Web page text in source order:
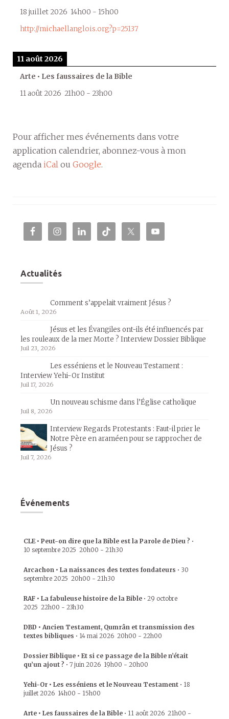
18 juillet 2026 14h00 - 15h00
http://michaellanglois.org?p=25137
11 août 2026
Arte • Les faussaires de la Bible
11 août 2026 21h00 - 23h00
Pour afficher mes événements dans votre
application calendrier, abonnez-vous à mon
agenda iCal ou Google.
Actualités
Comment s’appelait vraiment Jésus ?
Août 1, 2026
Jésus et les Évangiles ont-ils été influencés par
les rouleaux de la mer Morte ? Interview Dossier Biblique
Juil 23, 2026
Les esséniens et le Nouveau Testament :
Interview Yehi-Or Institut
Juil 17, 2026
Un nouveau schisme dans l’Église catholique
Juil 8, 2026
Interview Regards Protestants : Faut-il prier le
Notre Père en araméen pour se rapprocher de
Jésus ?
Juil 7, 2026
Événements
CLE • Peut-on dire que la Bible est la Parole de Dieu ? •
10 septembre 2025 20h00 - 21h30
Arcachon • La naissances des textes fondateurs • 30
septembre 2025 20h00 - 21h30
RAF • La fabuleuse histoire de la Bible • 29 octobre
2025 22h00 - 23h30
DBD • Ancien Testament, Qumrân et transmission des
textes bibliques • 14 mai 2026 20h00 - 22h00
Dossier Biblique • Et si ce passage de la Bible n’était
qu’un ajout ? • 7 juin 2026 19h00 - 20h00
Yehi-Or • Les esséniens et le Nouveau Testament • 18
juillet 2026 14h00 - 15h00
Arte • Les faussaires de la Bible • 11 août 2026 21h00 -